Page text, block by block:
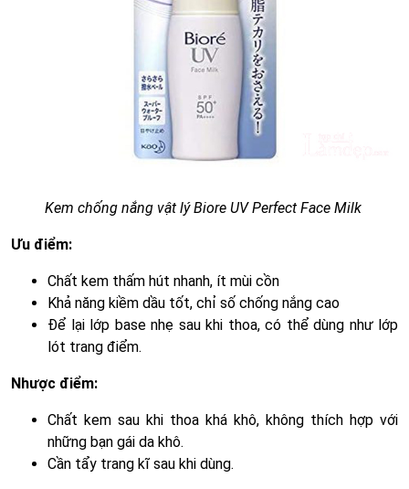
Kem chống nắng vật lý Biore UV Perfect Face Milk
Ưu điểm:
Chất kem thấm hút nhanh, ít mùi cồn
Khả năng kiềm dầu tốt, chỉ số chống nắng cao
Để lại lớp base nhẹ sau khi thoa, có thể dùng như lớp
lót trang điểm.
Nhược điểm:
Chất kem sau khi thoa khá khô, không thích hợp với
những bạn gái da khô.
Cần tẩy trang kĩ sau khi dùng.